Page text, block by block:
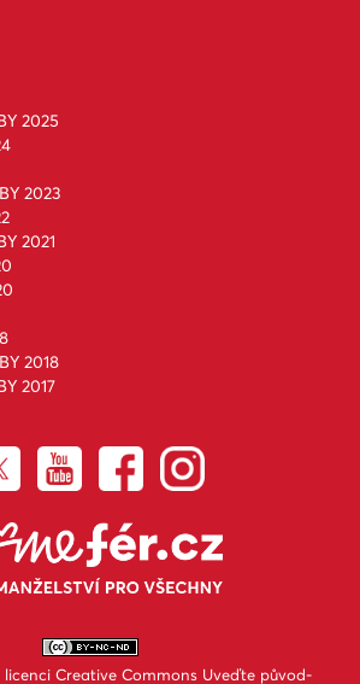
2025
2023
2021
2018
2017
Creative Commons Uveďte původ-